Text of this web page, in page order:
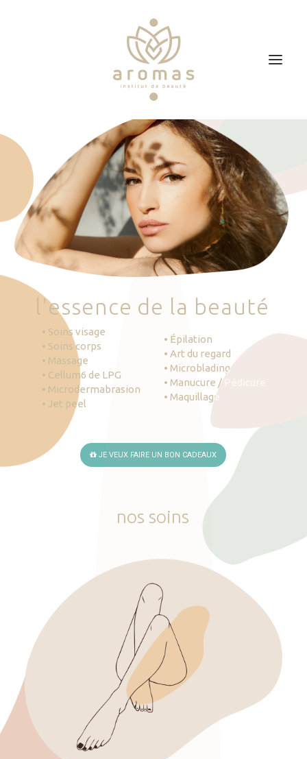
Soins
Je veux faire un bon cadeau
Plan d’accès
Prendre RDV
'essence de la beauté
• Soins visage
• Soins corps
• Massage
• Cellum6 de LPG
• Microdermabrasion
• Jet peel
• Épilation
• Art du regard
• Microblading
• Manucure / Pédicure
• Maquillage
JE VEUX FAIRE UN BON CADEAUX
nos soins